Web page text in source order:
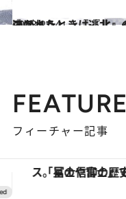
2013.2.14
つかれたときは『北』へ逃げよう。 『逃北』のススメ
ファッション
FEATURE
フィーチャー記事